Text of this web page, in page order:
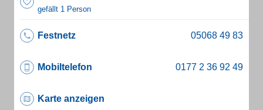
gefällt 1 Person
Festnetz
Mobiltelefon
Karte anzeigen